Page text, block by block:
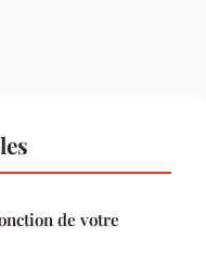
de votre